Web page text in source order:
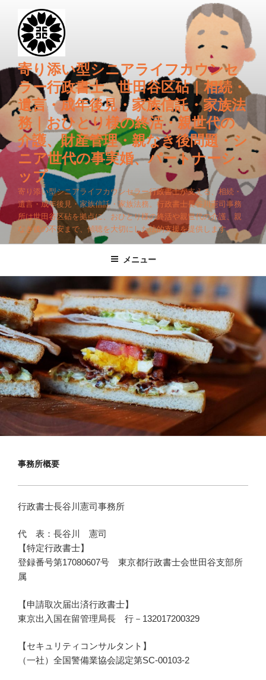
キ
プ
寄り添い型シニアライフカウンセ
ラー行政書士 世田谷区砧｜相続・
遺言・成年後見・家族信託・家族法
務｜おひとり様の終活・親世代の
介護、財産管理・親なき後問題・シ
ニア世代の事実婚、パートナーシ
ップ
寄り添い型シニアライフカウンセラー行政書士が支える、相続・
遺言・成年後見・家族信託・家族法務。行政書士長谷川憲司事務
所は世田谷区砧を拠点に、おひとり様の終活や親世代の介護、親
なき後の不安まで、傾聴を大切にした法的支援を提供します。
メニュー
事務所概要
行政書士長谷川憲司事務所
代 表：長谷川 憲司
【特定行政書士】
登録番号第17080607号 東京都行政書士会世田谷支部所
属
【申請取次届出済行政書士】
東京出入国在留管理局長 行－132017200329
【セキュリティコンサルタント】
（一社）全国警備業協会認定第SC-00103-2